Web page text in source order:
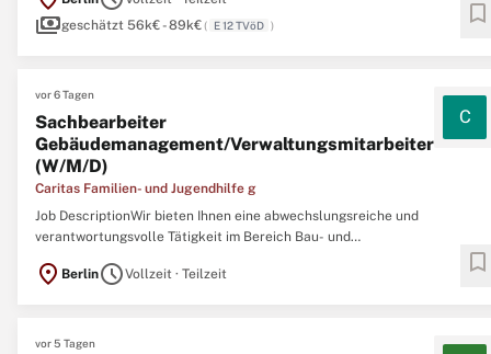
Beziehungen, erteilen Visa, unterstützen Deutsche im Ausland, fördern
Wirtschaft und Kultur und leisten ...
paymentsgeschätzt 56k€ - 89k€( E 12 TVöD ) bookmark
vor 6 Tagen
Sachbearbeiter
Gebäudemanagement/Verwaltungsmitarbeiter
(W/M/D)
Caritas Familien- und Jugendhilfe g
C
Job DescriptionWir bieten Ihnen eine abwechslungsreiche und
verantwortungsvolle Tätigkeit im Bereich Bau- und
Instandhaltungsmanagement sowie allgemeiner Verwaltungsaufgaben.
Zur Verstärkung unseres Teams suchen wir eine engagierte
location_on BerlinscheduleVollzeit · Teilzeit bookmark
vor 5 Tagen